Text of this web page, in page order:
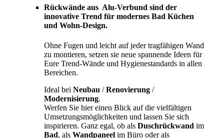
Rückwände aus Alu-Verbund sind der
innovative Trend für modernes Bad Küchen
und Wohn-Design.
Ohne Fugen und leicht auf jeder tragfähigen Wand
zu montieren, setzen sie neue spannende Ideen für
Eure Trend-Wände und Hygienestandards in allen
Bereichen.
Ideal bei Neubau /Renovierung /
Modernisierung.
Werfen Sie hier einen Blick auf die vielfältigen
Umsetzungsmöglichkeiten und lassen Sie sich
inspirieren. Ganz egal, ob als Duschrückwand im
Bad, als Wandpaneel im Büro oder als